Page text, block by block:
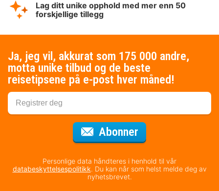
Lag ditt unike opphold med mer enn 50
forskjellige tillegg
Ja, jeg vil, akkurat som 175 000 andre,
motta unike tilbud og de beste
reisetipsene på e-post hver måned!
Abonner
Personlige data håndteres i henhold til vår
databeskyttelsespolitikk. Du kan når som helst melde deg av
nyhetsbrevet.